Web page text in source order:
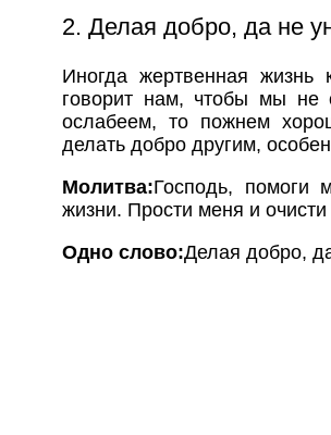
2. Делая добро, да не
Иногда жертвенная
говорит нам, чтобы мы не
ослабеем, то пожнем
делать добро другим,
Молитва:Господь, помоги
жизни. Прости меня и
Одно слово:Делая добро,